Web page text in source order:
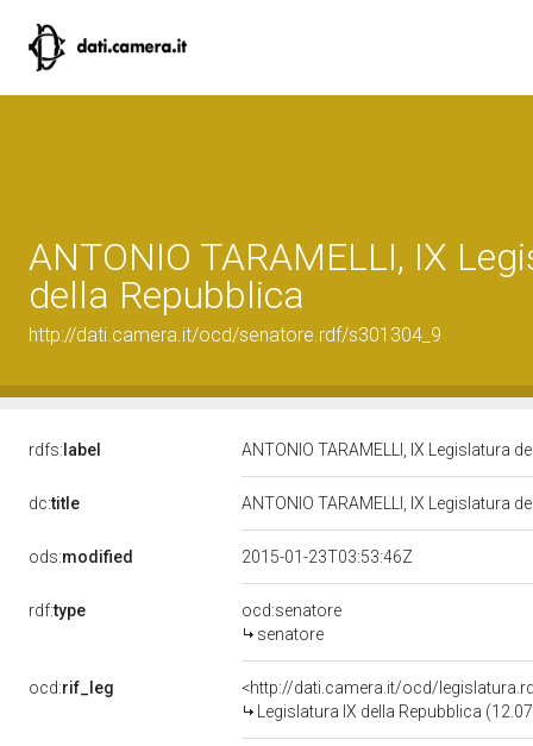
ANTONIO TARAMELLI, IX
della Repubblica
http://dati.camera.it/ocd/senatore.rdf/s301304_9
rdfs: label ANTONIO TARAMELLI, IX Legislatura
dc:title ANTONIO TARAMELLI, IX Legislatura
ods:modified 2015-01-23T03:53:46Z
rdf:type
ocd:senatore
senatore
ocd:rif_leg
<http://dati.camera.it/ocd/
Legislatura IX della Repubblica